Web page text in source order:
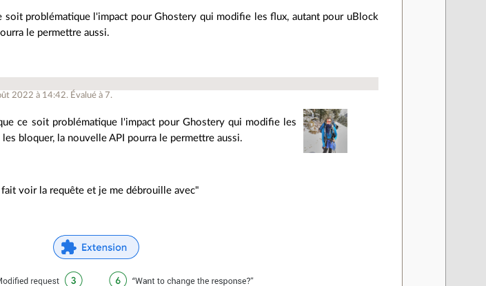
soit problématique l'impact pour Ghostery qui modifie les flux, autant pour uBlock
le permettre aussi.
2022 à 14:42. Évalué à 7.
ce soit problématique l'impact pour Ghostery qui modifie les
bloquer, la nouvelle API pourra le permettre aussi.
voir la requête et je me débrouille avec"